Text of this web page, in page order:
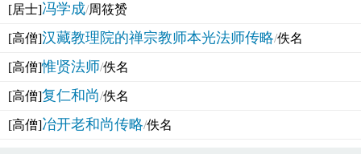
[居士]冯学成/周筱赟
[高僧]汉藏教理院的禅宗教师本光法师传略/佚名
[高僧]惟贤法师/佚名
[高僧]复仁和尚/佚名
[高僧]冶开老和尚传略/佚名